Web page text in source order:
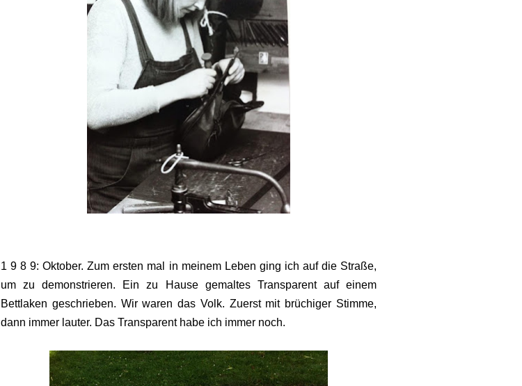
1 9 8 9: Oktober. Zum ersten mal in meinem Leben ging ich auf die Straße,
um zu demonstrieren. Ein zu Hause gemaltes Transparent auf einem
Bettlaken geschrieben. Wir waren das Volk. Zuerst mit brüchiger Stimme,
dann immer lauter. Das Transparent habe ich immer noch.